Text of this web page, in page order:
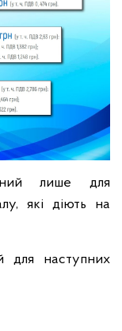
лише для
які діють на
для наступних